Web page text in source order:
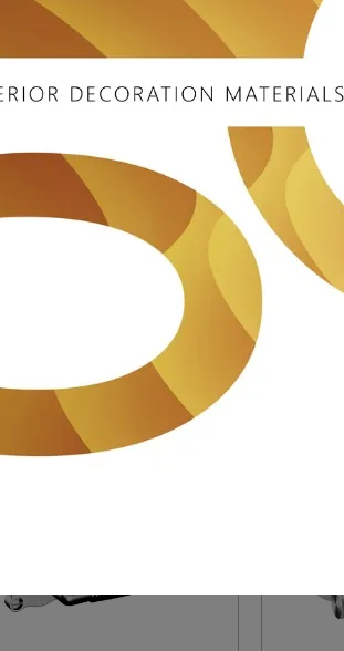
DECO 水平把手鎖心蓋
NT$2,400